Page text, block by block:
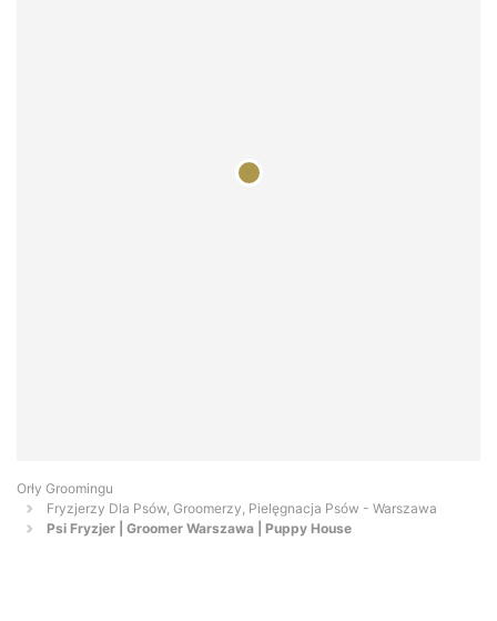
Orły Groomingu
Fryzjerzy Dla Psów, Groomerzy, Pielęgnacja Psów - Warszawa
Psi Fryzjer | Groomer Warszawa | Puppy House